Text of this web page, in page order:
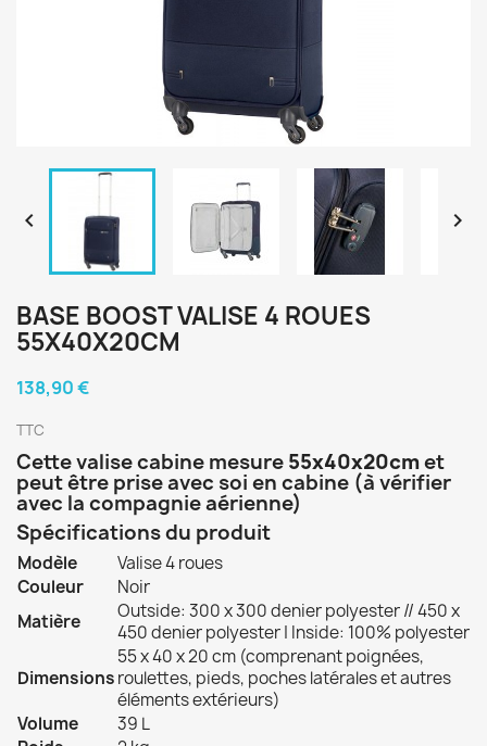
 
BASE BOOST VALISE 4 ROUES
55X40X20CM
138,90 €
TTC
Cette valise cabine mesure 55x40x20cmet
peut être prise avec soi en cabine (à vérifier
avec la compagnie aérienne)
Spécifications du produit
Modèle
Valise 4 roues
Couleur
Noir
Matière
Outside: 300 x 300 denier polyester // 450 x
450 denier polyester | Inside: 100% polyester
Dimensions
55 x 40 x 20 cm (comprenant poignées,
roulettes, pieds, poches latérales et autres
éléments extérieurs)
Volume
39 L